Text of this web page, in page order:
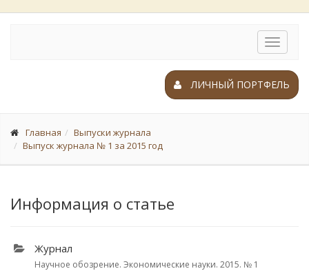
Toggle
ЛИЧНЫЙ ПОРТФЕЛЬ
Главная
Выпуски журнала
Выпуск журнала № 1 за 2015 год
Информация о статье
Журнал
Научное обозрение. Экономические науки. 2015. № 1